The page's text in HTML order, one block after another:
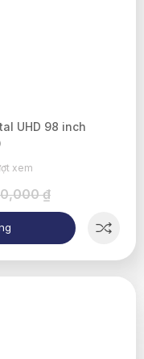
UHD 98 inch
xem
₫